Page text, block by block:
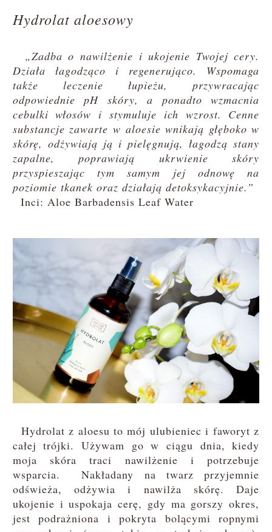
Hydrolat aloesowy
„Zadba o nawilżenie i ukojenie Twojej cery.
Działa łagodząco i regenerująco. Wspomaga
także leczenie łupieżu, przywracając
odpowiednie pH skóry, a ponadto wzmacnia
cebulki włosów i stymuluje ich wzrost. Cenne
substancje zawarte w aloesie wnikają głęboko w
skórę, odżywiają ją i pielęgnują, łagodzą stany
zapalne, poprawiają ukrwienie skóry
przyspieszając tym samym jej odnowę na
poziomie tkanek oraz działają detoksykacyjnie.”
Inci: Aloe Barbadensis Leaf Water
Hydrolat z aloesu to mój ulubieniec i faworyt z
całej trójki. Używam go w ciągu dnia, kiedy
moja skóra traci nawilżenie i potrzebuje
wsparcia. Nakładany na twarz przyjemnie
odświeża, odżywia i nawilża skórę. Daje
ukojenie i uspokaja cerę, gdy ma gorszy okres,
jest podrażniona i pokryta bolącymi ropnymi